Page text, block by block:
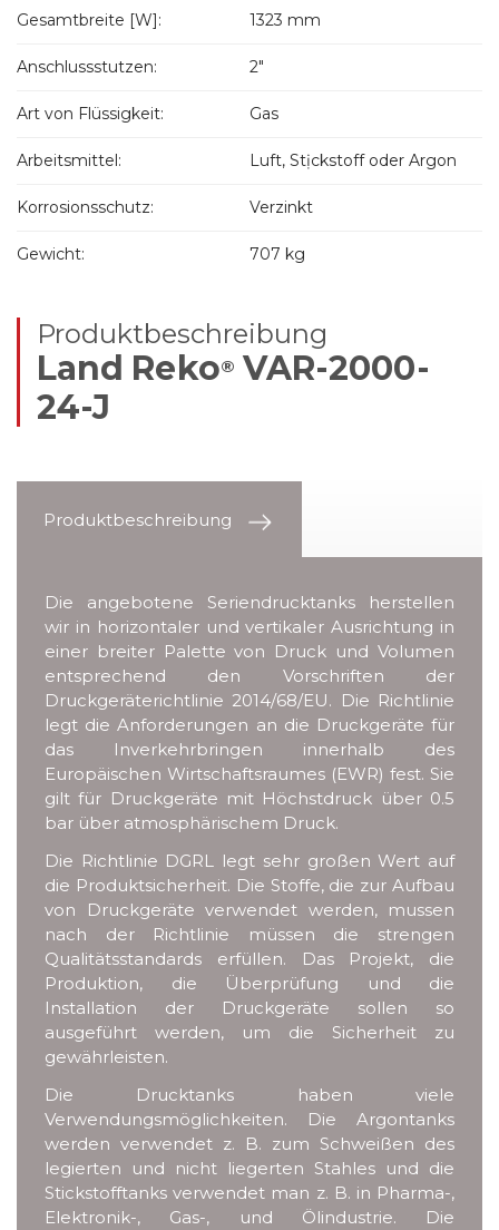
Gesamtbreite [W]: 1323 mm
Anschlussstutzen: 2"
Art von Flüssigkeit: Gas
Arbeitsmittel: Luft, Stịckstoff oder Argon
Korrosionsschutz: Verzinkt
Gewicht: 707 kg
Produktbeschreibung
Land Reko® VAR-2000-
24-J
Produktbeschreibung
Die angebotene Seriendrucktanks herstellen
wir in horizontaler und vertikaler Ausrichtung in
einer breiter Palette von Druck und Volumen
entsprechend den Vorschriften der
Druckgeräterichtlinie 2014/68/EU. Die Richtlinie
legt die Anforderungen an die Druckgeräte für
das Inverkehrbringen innerhalb des
Europäischen Wirtschaftsraumes (EWR) fest. Sie
gilt für Druckgeräte mit Höchstdruck über 0.5
bar über atmosphärischem Druck.
Die Richtlinie DGRL legt sehr großen Wert auf
die Produktsicherheit. Die Stoffe, die zur Aufbau
von Druckgeräte verwendet werden, mussen
nach der Richtlinie müssen die strengen
Qualitätsstandards erfüllen. Das Projekt, die
Produktion, die Überprüfung und die
Installation der Druckgeräte sollen so
ausgeführt werden, um die Sicherheit zu
gewährleisten.
Die Drucktanks haben viele
Verwendungsmöglichkeiten. Die Argontanks
werden verwendet z. B. zum Schweißen des
legierten und nicht liegerten Stahles und die
Stickstofftanks verwendet man z. B. in Pharma-,
Elektronik-, Gas-, und Ölindustrie. Die